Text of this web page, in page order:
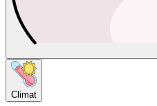
Climat